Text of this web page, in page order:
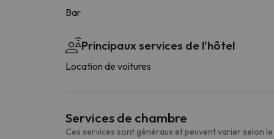
Bar
Principaux services de l'hôtel
Location de voitures
Services de chambre
Ces services sont généraux et peuvent varier selon